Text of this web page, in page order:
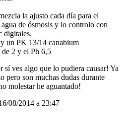
la ajusto cada día para el
de ósmosis y lo controlo con
digitales.
un PK 13/14 canabium
2 y el Ph 6,5
sí ves algo que lo pudiera causar! Ya
pero son muchas dudas durante
molestar he aguantado!
08/2014 a 23:47